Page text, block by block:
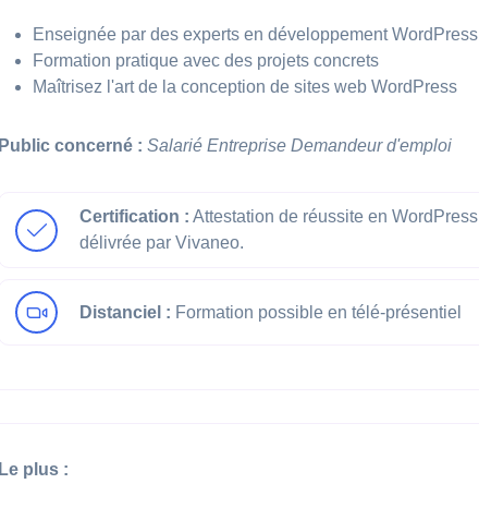
Enseignée par des experts en développement WordPress
Formation pratique avec des projets concrets
Maîtrisez l'art de la conception de sites web WordPress
Public concerné : Salarié Entreprise Demandeur d'emploi
Certification : Attestation de réussite en WordPress
délivrée par Vivaneo.
Distanciel : Formation possible en télé-présentiel
Le plus :